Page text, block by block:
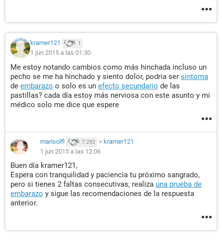
kramer121 1
1 jun 2015 a las 01:30
Me estoy notando cambios como más hinchada incluso un
pecho se me ha hinchado y siento dolor, podria ser sintoma
de embarazo o solo es un efecto secundario de las
pastillas? cada día estoy más nerviosa con este asunto y mi
médico solo me dice que espere
marisolfl 7.292 > kramer121
1 jun 2015 a las 12:06
Buen día kramer121,
Espera con tranquilidad y paciencia tu próximo sangrado,
pero si tienes 2 faltas consecutivas, realiza una prueba de
embarazo y sigue las recomendaciones de la respuesta
anterior.